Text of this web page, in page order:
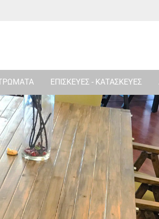
ΕΠΙΣΚΕΥΕΣ - ΚΑΤΑΣΚΕΥΕΣ